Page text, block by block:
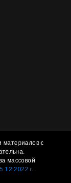
материалов с
массовой
г.